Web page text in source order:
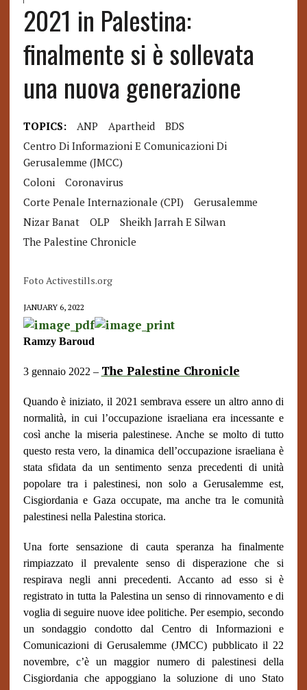
2021 in Palestina:
finalmente si è sollevata
una nuova generazione
TOPICS: ANP Apartheid
BDS
Centro Di Informazioni E Comunicazioni Di
Gerusalemme (JMCC)
Coloni
Coronavirus
Corte Penale Internazionale (CPI)
Gerusalemme
Nizar Banat
OLP
Sheikh Jarrah E Silwan
The Palestine Chronicle
Foto Activestills.org
JANUARY 6, 2022
Ramzy Baroud
3 gennaio 2022 – The Palestine Chronicle
Quando è iniziato, il 2021 sembrava essere un altro anno di
normalità, in cui l’occupazione israeliana era incessante e
così anche la miseria palestinese. Anche se molto di tutto
questo resta vero, la dinamica dell’occupazione israeliana è
stata sfidata da un sentimento senza precedenti di unità
popolare tra i palestinesi, non solo a Gerusalemme est,
Cisgiordania e Gaza occupate, ma anche tra le comunità
palestinesi nella Palestina storica.
Una forte sensazione di cauta speranza ha finalmente
rimpiazzato il prevalente senso di disperazione che si
respirava negli anni precedenti. Accanto ad esso si è
registrato in tutta la Palestina un senso di rinnovamento e di
voglia di seguire nuove idee politiche. Per esempio, secondo
un sondaggio condotto dal Centro di Informazioni e
Comunicazioni di Gerusalemme (JMCC) pubblicato il 22
novembre, c’è un maggior numero di palestinesi della
Cisgiordania che appoggiano la soluzione di uno Stato